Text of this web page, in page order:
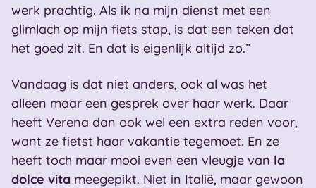
werk prachtig. Als ik na mijn dienst met een
glimlach op mijn fiets stap, is dat een teken dat
het goed zit. En dat is eigenlijk altijd zo.”
Vandaag is dat niet anders, ook al was het
alleen maar een gesprek over haar werk. Daar
heeft Verena dan ook wel een extra reden voor,
want ze fietst haar vakantie tegemoet. En ze
heeft toch maar mooi even een vleugje van la
dolce vita meegepikt. Niet in Italië, maar gewoon